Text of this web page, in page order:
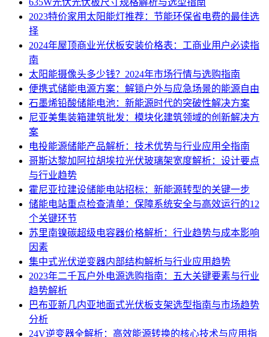
635W光伏光伏板尺寸规格解析与选型指南
2023特价家用太阳能灯推荐：节能环保省电费的最佳选
择
2024年屋顶商业光伏板安装价格表：工商业用户必读指
南
太阳能摄像头多少钱？2024年市场行情与选购指南
便携式储能电源方案：解锁户外与应急场景的能源自由
石墨烯铅酸储能电池：新能源时代的突破性解决方案
尼亚美集装箱建筑批发：模块化建筑领域的创新解决方
案
电投能源储能产品解析：技术优势与行业应用全指南
哥斯达黎加阿拉胡埃拉光伏玻璃架宽度解析：设计要点
与行业趋势
霍尼亚拉建设储能电站招标：新能源转型的关键一步
储能电站重点检查清单：保障系统安全与高效运行的12
个关键环节
苏里南镍碳超级电容器价格解析：行业趋势与成本影响
因素
集中式光伏逆变器内部结构解析与行业应用趋势
2023年二千瓦户外电源选购指南：五大关键要素与行业
趋势解析
巴布亚新几内亚地面式光伏板支架选型指南与市场趋势
分析
24V逆变器全解析：高效能源转换的核心技术与应用指